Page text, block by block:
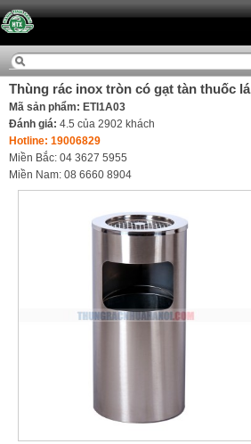
Thùng rác inox tròn có gạt tàn thuốc lá
Mã sản phẩm: ETI1A03
Đánh giá: 4.5 của 2902 khách
Hotline: 19006829
Miền Bắc: 04 3627 5955
Miền Nam: 08 6660 8904